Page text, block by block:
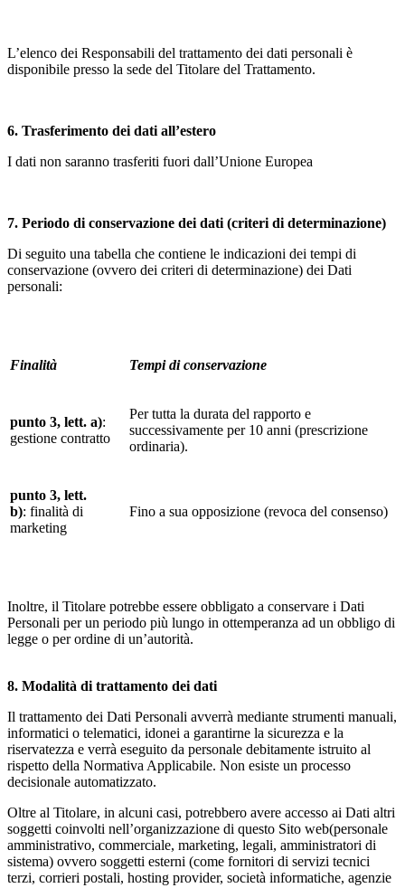
L’elenco dei Responsabili del trattamento dei dati personali è
disponibile presso la sede del Titolare del Trattamento.
6. Trasferimento dei dati all’estero
I dati non saranno trasferiti fuori dall’Unione Europea
7. Periodo di conservazione dei dati (criteri di determinazione)
Di seguito una tabella che contiene le indicazioni dei tempi di
conservazione (ovvero dei criteri di determinazione) dei Dati
personali:
Finalità Tempi di conservazione
punto 3, lett. a):
gestione contratto
Per tutta la durata del rapporto e
successivamente per 10 anni (prescrizione
ordinaria).
punto 3, lett.
b): finalità di
marketing
Fino a sua opposizione (revoca del consenso)
Inoltre, il Titolare potrebbe essere obbligato a conservare i Dati
Personali per un periodo più lungo in ottemperanza ad un obbligo di
legge o per ordine di un’autorità.
8. Modalità di trattamento dei dati
Il trattamento dei Dati Personali avverrà mediante strumenti manuali,
informatici o telematici, idonei a garantirne la sicurezza e la
riservatezza e verrà eseguito da personale debitamente istruito al
rispetto della Normativa Applicabile. Non esiste un processo
decisionale automatizzato.
Oltre al Titolare, in alcuni casi, potrebbero avere accesso ai Dati altri
soggetti coinvolti nell’organizzazione di questo Sito web(personale
amministrativo, commerciale, marketing, legali, amministratori di
sistema) ovvero soggetti esterni (come fornitori di servizi tecnici
terzi, corrieri postali, hosting provider, società informatiche, agenzie